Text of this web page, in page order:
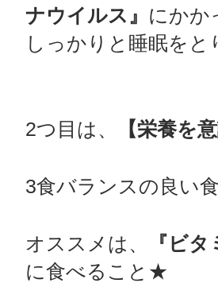
ナウイルス』 にかか
しっかりと睡眠を
2つ目は、 【栄養を
3食バランスの良い
オススメは、 『ビタ
に食べること★